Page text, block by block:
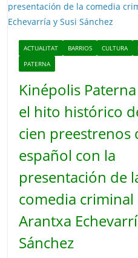
ACTUALITAT BARRIOS CULTURA
PATERNA
Kinépolis
el hito histórico
cien preestrenos
español con la
presentación de
comedia criminal
Arantxa
Sánchez